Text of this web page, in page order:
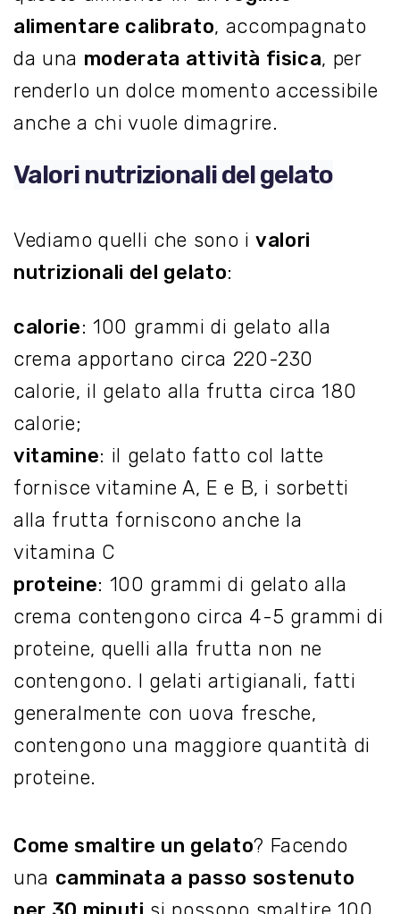
alimentare calibrato, accompagnato
da una moderata attività fisica, per
renderlo un dolce momento accessibile
anche a chi vuole dimagrire.
Valori nutrizionali del gelato
Vediamo quelli che sono ivalori
nutrizionali del gelato:
calorie: 100 grammi di gelato alla
crema apportano circa 220-230
calorie, il gelato alla frutta circa 180
calorie;
vitamine: il gelato fatto col latte
fornisce vitamine A, E e B, i sorbetti
alla frutta forniscono anche la
vitamina C
proteine: 100 grammi di gelato alla
crema contengono circa 4-5 grammi di
proteine, quelli alla frutta non ne
contengono. I gelati artigianali, fatti
generalmente con uova fresche,
contengono una maggiore quantità di
proteine.
Come smaltire un gelato? Facendo
una camminata a passo sostenuto